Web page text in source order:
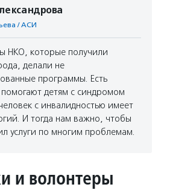
/ АСИ
НКО, которые получили
делали не
программы. Есть
детям с синдромом
с инвалидностью имеет
И тогда нам важно, чтобы
услуги по многим проблемам.
и волонтеры